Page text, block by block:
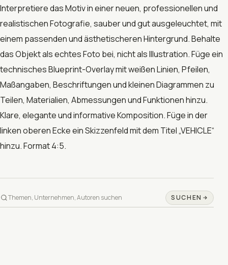
Interpretiere das Motiv in einer neuen, professionellen und
realistischen Fotografie, sauber und gut ausgeleuchtet, mit
einem passenden und ästhetischeren Hintergrund. Behalte
das Objekt als echtes Foto bei, nicht als Illustration. Füge ein
technisches Blueprint-Overlay mit weißen Linien, Pfeilen,
Maßangaben, Beschriftungen und kleinen Diagrammen zu
Teilen, Materialien, Abmessungen und Funktionen hinzu.
Klare, elegante und informative Komposition. Füge in der
linken oberen Ecke ein Skizzenfeld mit dem Titel „VEHICLE“
hinzu. Format 4:5.
SUCHEN